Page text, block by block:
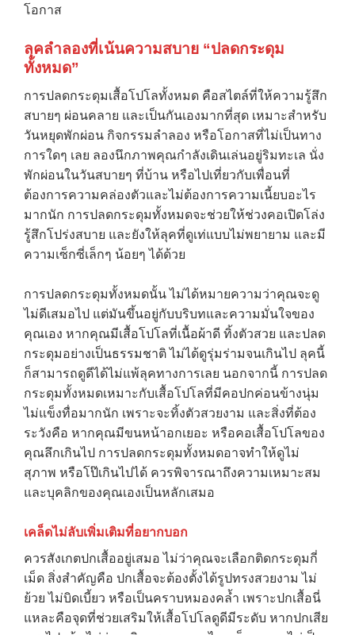
โอกาส
ลุคลำลองที่เน้นความสบาย “ปลดกระดุม
ทั้งหมด”
การปลดกระดุมเสื้อโปโลทั้งหมด คือสไตล์ที่ให้ความรู้สึก
สบายๆ ผ่อนคลาย และเป็นกันเองมากที่สุด เหมาะสำหรับ
วันหยุดพักผ่อน กิจกรรมลำลอง หรือโอกาสที่ไม่เป็นทาง
การใดๆ เลย ลองนึกภาพคุณกำลังเดินเล่นอยู่ริมทะเล นั่ง
พักผ่อนในวันสบายๆ ที่บ้าน หรือไปเที่ยวกับเพื่อนที่
ต้องการความคล่องตัวและไม่ต้องการความเนี้ยบอะไร
มากนัก การปลดกระดุมทั้งหมดจะช่วยให้ช่วงคอเปิดโล่ง
รู้สึกโปร่งสบาย และยังให้ลุคที่ดูเท่แบบไม่พยายาม และมี
ความเซ็กซี่เล็กๆ น้อยๆ ได้ด้วย
การปลดกระดุมทั้งหมดนั้น ไม่ได้หมายความว่าคุณจะดู
ไม่ดีเสมอไป แต่มันขึ้นอยู่กับบริบทและความมั่นใจของ
คุณเอง หากคุณมีเสื้อโปโลที่เนื้อผ้าดี ทิ้งตัวสวย และปลด
กระดุมอย่างเป็นธรรมชาติ ไม่ได้ดูรุ่มร่ามจนเกินไป ลุคนี้
ก็สามารถดูดีได้ไม่แพ้ลุคทางการเลย นอกจากนี้ การปลด
กระดุมทั้งหมดเหมาะกับเสื้อโปโลที่มีคอปกค่อนข้างนุ่ม
ไม่แข็งทื่อมากนัก เพราะจะทิ้งตัวสวยงาม และสิ่งที่ต้อง
ระวังคือ หากคุณมีขนหน้าอกเยอะ หรือคอเสื้อโปโลของ
คุณลึกเกินไป การปลดกระดุมทั้งหมดอาจทำให้ดูไม่
สุภาพ หรือโป๊เกินไปได้ ควรพิจารณาถึงความเหมาะสม
และบุคลิกของคุณเองเป็นหลักเสมอ
เคล็ดไม่ลับเพิ่มเติมที่อยากบอก
ควรสังเกตปกเสื้ออยู่เสมอ ไม่ว่าคุณจะเลือกติดกระดุมกี่
เม็ด สิ่งสำคัญคือ ปกเสื้อจะต้องตั้งได้รูปทรงสวยงาม ไม่
ย้วย ไม่บิดเบี้ยว หรือเป็นคราบหมองคล้ำ เพราะปกเสื้อนี่
แหละคือจุดที่ช่วยเสริมให้เสื้อโปโลดูดีมีระดับ หากปกเสีย